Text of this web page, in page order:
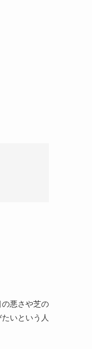
悪さや芝の
いという人